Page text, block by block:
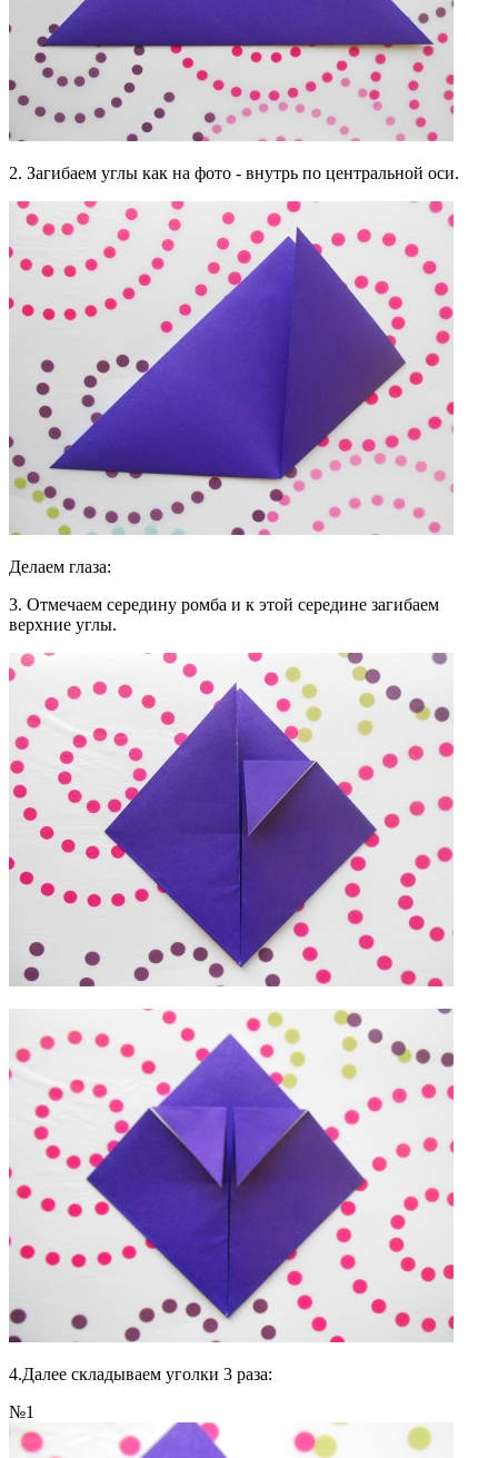
2. Загибаем углы как на фото - внутрь по центральной оси.
Делаем глаза:
3. Отмечаем середину ромба и к этой середине загибаем
верхние углы.
4.Далее складываем уголки 3 раза:
№1